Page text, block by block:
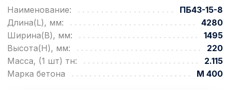
Наименование:
ПБ43-15-8
Длина(L), мм:
4280
Ширина(B), мм:
1495
Высота(H), мм:
220
Масса, (1 шт) тн:
2.115
Марка бетона
М 400